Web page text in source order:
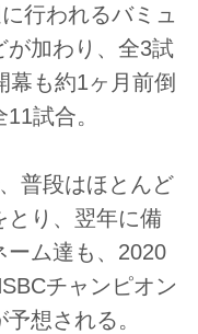
行われるバミュ
が加わり、全3試
幕も約1ヶ月前倒
試合。
普段はほとんど
とり、翌年に備
ーム達も、2020
チャンピオン
想される。